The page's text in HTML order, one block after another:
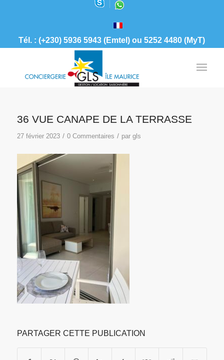
Tél. : (+230) 5936 5943 (Emtel) ou 5252 4480 (MyT)
36 VUE CANAPE DE LA TERRASSE
27 février 2023 / 0 Commentaires / par gls
PARTAGER CETTE PUBLICATION